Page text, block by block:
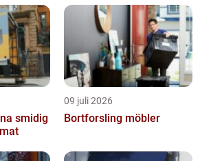
09 juli 2026
Bortforsling möbler